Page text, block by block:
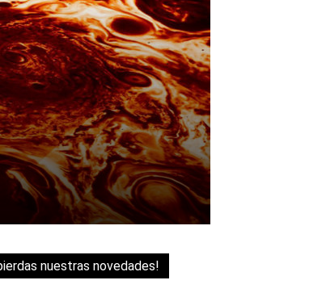
nuestras novedades!